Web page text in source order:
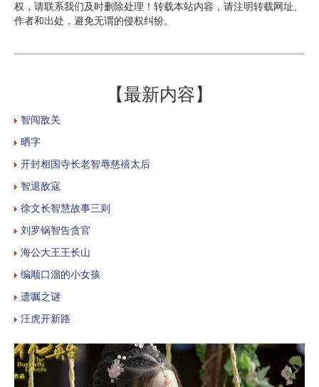
权，请联系我们及时删除处理！转载本站内容，请注明转载网址、
作者和出处，避免无谓的侵权纠纷。
【最新内容】
智闯敌关
晒字
开封相国寺长老智辱慈禧太后
智退敌寇
徐文长智慧故事三则
刘罗锅智告贪官
海公大王王长山
编顺口溜的小女孩
遗嘱之谜
汪虎开新路